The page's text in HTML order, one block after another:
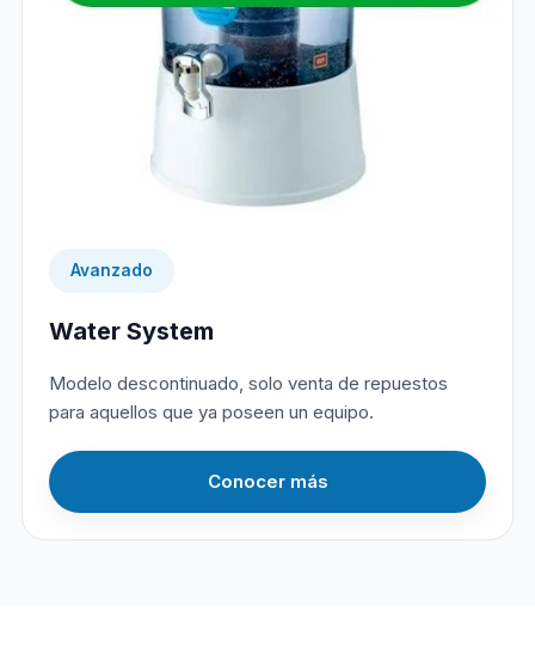
Avanzado
Water System
Modelo descontinuado, solo venta de repuestos
para aquellos que ya poseen un equipo.
Conocer más